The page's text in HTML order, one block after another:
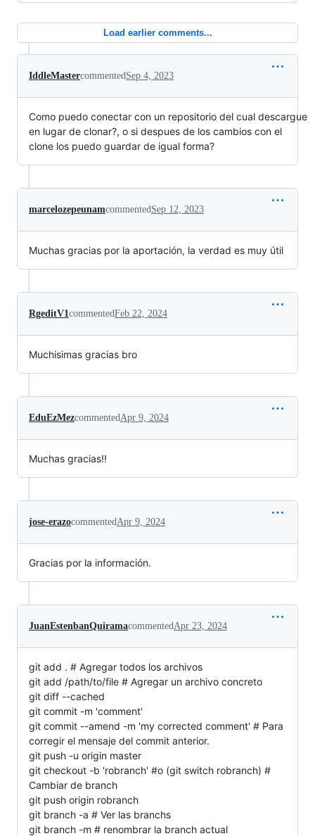
Load earlier comments...
IddleMastercommented Sep 4, 2023
Como puedo conectar con un repositorio del cual descargue
en lugar de clonar?, o si despues de los cambios con el
clone los puedo guardar de igual forma?
marcelozepeunamcommented Sep 12, 2023
Muchas gracias por la aportación, la verdad es muy útil
RgeditV1 commentedFeb 22, 2024
Muchisimas gracias bro
EduEzMezcommented Apr 9, 2024
Muchas gracias!!
jose-erazocommented Apr 9, 2024
Gracias por la información.
JuanEstenbanQuiramacommented Apr 23, 2024
git add . # Agregar todos los archivos
git add /path/to/file # Agregar un archivo concreto
git diff --cached
git commit -m 'comment'
git commit --amend -m 'my corrected comment' # Para
corregir el mensaje del commit anterior.
git push -u origin master
git checkout -b 'robranch' #o (git switch robranch) #
Cambiar de branch
git push origin robranch
git branch -a # Ver las branchs
git branch -m # renombrar la branch actual